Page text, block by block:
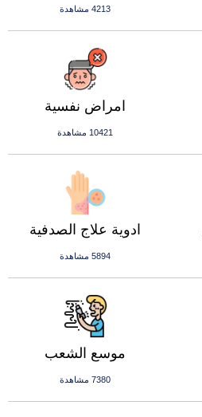
4213 مشاهدة
امراض نفسية
10421 مشاهدة
ادوية علاج الصدفية
5894 مشاهدة
موسع الشعب
7380 مشاهدة